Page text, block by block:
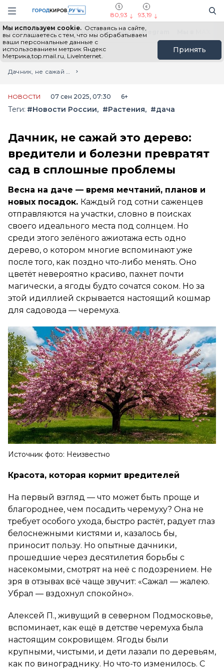
Навигация сайта
80,93 93,19
Мы используем cookie. Оставаясь на сайте,
вы соглашаетесь с тем, что мы обрабатываем
ваши персональные данные с
использованием метрик Яндекс
Метрика,top.mail.ru, LiveInternet.
Принять
Выборы - 2026 Все новости Мы в Telegram
Главная
Лента новостей
Дачник, не сажай это дерево: вредители и болезни превратят сад в сплошные проблемы
НОВОСТИ 07 сен 2025, 07:30 6+
Теги: #Новости России #Растения #дача
Дачник, не сажай это дерево:
вредители и болезни превратят
сад в сплошные проблемы
Весна на даче — время мечтаний, планов и
новых посадок. Каждый год сотни саженцев
отправляются на участки, словно в поисках
своего идеального места под солнцем. Но
среди этого зелёного ажиотажа есть одно
дерево, о котором многие вспоминают уже
после того, как поздно что-либо менять. Оно
цветёт невероятно красиво, пахнет почти
магически, а ягоды будто сочатся соком. Но за
этой идиллией скрывается настоящий кошмар
для садовода — черемуха.
Источник фото: Неизвестно
Красота, которая кормит вредителей
На первый взгляд — что может быть проще и
благороднее, чем посадить черемуху? Она не
требует особого ухода, быстро растёт, радует глаз
белоснежными кистями и, казалось бы,
приносит пользу. Но опытные дачники,
прошедшие через десятилетия борьбы с
насекомыми, смотрят на неё с подозрением. Не
зря в отзывах всё чаще звучит: «Сажал — жалею.
Убрал — вздохнул спокойно».
Алексей П., живущий в северном Подмосковье,
вспоминает, как ещё в детстве черемуха была
настоящим сокровищем. Ягоды были
крупными, чистыми, и дети лазали по деревьям,
как по винограднику. Но что-то изменилось. С